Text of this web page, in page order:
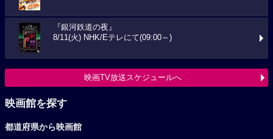
『銀河鉄道の夜』
8/11(火) NHK/Eテレにて(09:00～)
映画TV放送スケジュールへ
映画館を探す
都道府県から映画館